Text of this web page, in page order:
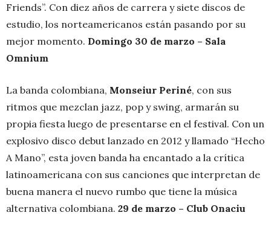
Friends”. Con diez años de carrera y siete discos de
estudio, los norteamericanos están pasando por su
mejor momento. Domingo 30 de marzo – Sala
Omnium
La banda colombiana, Monseiur Periné, con sus
ritmos que mezclan jazz, pop y swing, armarán su
propia fiesta luego de presentarse en el festival. Con un
explosivo disco debut lanzado en 2012 y llamado “Hecho
A Mano”, esta joven banda ha encantado a la crítica
latinoamericana con sus canciones que interpretan de
buena manera el nuevo rumbo que tiene la música
alternativa colombiana. 29 de marzo – Club Onaciu